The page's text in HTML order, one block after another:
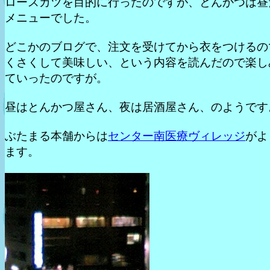
メニューでした。
どこかのブログで、注文を受けてから衣をつける
くさくして美味しい、という内容を読んだので楽
ていったのですが。
昼はとんかつ屋さん、夜は居酒屋さん、のようで
ぶたまる本舗からはセンター南医療ヴィレッジが
ます。